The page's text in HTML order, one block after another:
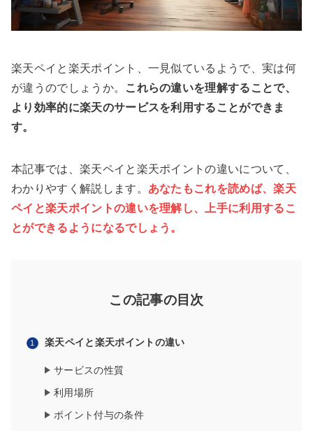
楽天ペイと楽天ポイント、一見似ているようで、実は何
が違うのでしょうか。
これらの違いを理解することで、
より効率的に楽天のサービスを利用することができま
す。
本記事では、楽天ペイと楽天ポイントの違いについて、
わかりやすく解説します。 あなたもこれを読めば、楽天
ペイと楽天ポイントの違いを理解し、上手に利用するこ
とができるようになるでしょう。
この記事の目次
楽天ペイと楽天ポイントの違い
サービスの性質
利用場所
ポイント付与の条件